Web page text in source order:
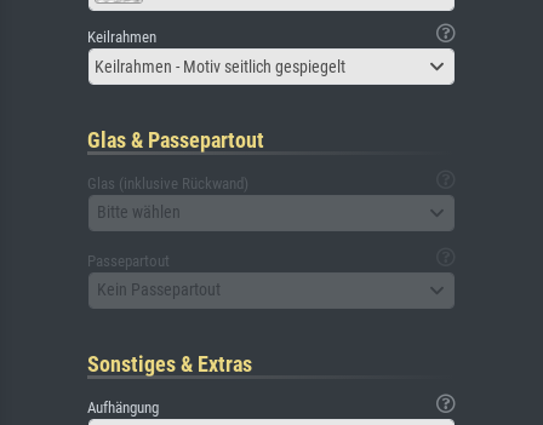
Keilrahmen
Keilrahmen - Motiv seitlich gespiegelt
Glas & Passepartout
Glas (inklusive Rückwand)
Bitte wählen
Passepartout
Kein Passepartout
Sonstiges & Extras
Aufhängung